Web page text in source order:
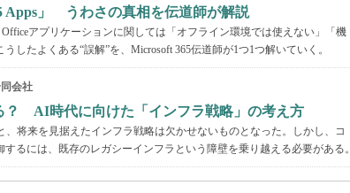
Apps」 うわさの真相を伝道師が解説
アプリケーションに関しては「オフライン環境では使えない」「機
したよくある“誤解”を、Microsoft 365伝道師が1つ1つ解いていく。
会社
？ AI時代に向けた「インフラ戦略」の考え方
将来を見据えたインフラ戦略は欠かせないものとなった。しかし、コ
るには、既存のレガシーインフラという障壁を乗り越える必要がある。